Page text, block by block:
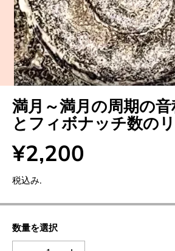
満月～満月の周期の
とフィボナッチ数の
通
常
格
¥2,200
税込み.
数量を選択